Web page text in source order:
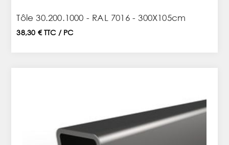
Tôle 30.200.1000 - RAL 7016 - 300X105cm
38,30 € TTC / PC